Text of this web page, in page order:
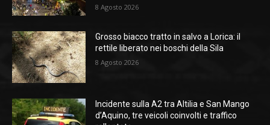
8 Agosto 2026
Grosso biacco tratto in salvo a Lorica: il
rettile liberato nei boschi della Sila
8 Agosto 2026
Incidente sulla A2 tra Altilia e San Mango
d’Aquino, tre veicoli coinvolti e traffico